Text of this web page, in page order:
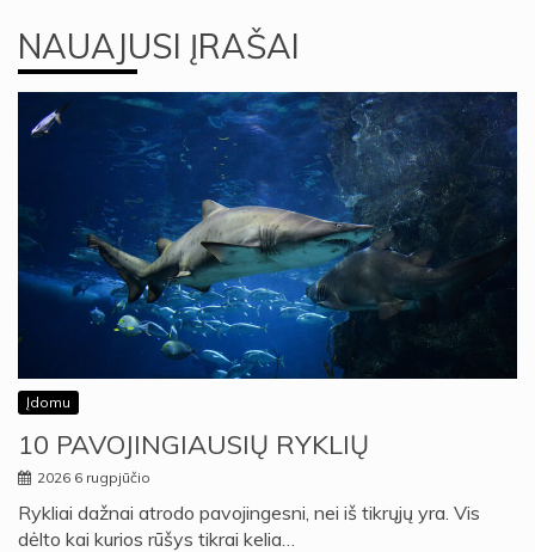
NAUAJUSI ĮRAŠAI
Įdomu
10 PAVOJINGIAUSIŲ RYKLIŲ
2026 6 rugpjūčio
Rykliai dažnai atrodo pavojingesni, nei iš tikrųjų yra. Vis
dėlto kai kurios rūšys tikrai kelia…